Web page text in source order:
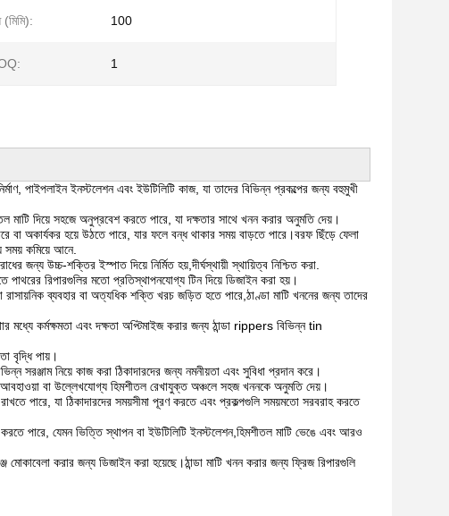
(মিমি): 100
1
পাইপলাইন ইনস্টলেশন এবং ইউটিলিটি কাজ, যা তাদের বিভিন্ন প্রকল্পের জন্য বহুমুখী
মাটি দিয়ে সহজে অনুপ্রবেশ করতে পারে, যা দক্ষতার সাথে খনন করার অনুমতি দেয়।
অকার্যকর হয়ে উঠতে পারে, যার ফলে বন্ধ থাকার সময় বাড়তে পারে।বরফ ছিঁড়ে ফেলা
সময় কমিয়ে আনে.
জন্য উচ্চ-শক্তির ইস্পাত দিয়ে নির্মিত হয়,দীর্ঘস্থায়ী স্থায়িত্ব নিশ্চিত করা.
রিপারগুলির মতো প্রতিস্থাপনযোগ্য টিন দিয়ে ডিজাইন করা হয়।
ব্যবহার বা অত্যধিক শক্তি খরচ জড়িত হতে পারে,ঠাণ্ডা মাটি খননের জন্য তাদের
মধ্যে কর্মক্ষমতা এবং দক্ষতা অপ্টিমাইজ করার জন্য ঠান্ডা rippers বিভিন্ন tin
বৃদ্ধি পায়।
সরঞ্জাম নিয়ে কাজ করা ঠিকাদারদের জন্য নমনীয়তা এবং সুবিধা প্রদান করে।
আবহাওয়া বা উল্লেখযোগ্য হিমশীতল রেখাযুক্ত অঞ্চলে সহজ খননকে অনুমতি দেয়।
পারে, যা ঠিকাদারদের সময়সীমা পূরণ করতে এবং প্রকল্পগুলি সময়মতো সরবরাহ করতে
পারে, যেমন ভিত্তি স্থাপন বা ইউটিলিটি ইনস্টলেশন,হিমশীতল মাটি ভেঙে এবং আরও
মোকাবেলা করার জন্য ডিজাইন করা হয়েছে।ঠান্ডা মাটি খনন করার জন্য ফ্রিজ রিপারগুলি